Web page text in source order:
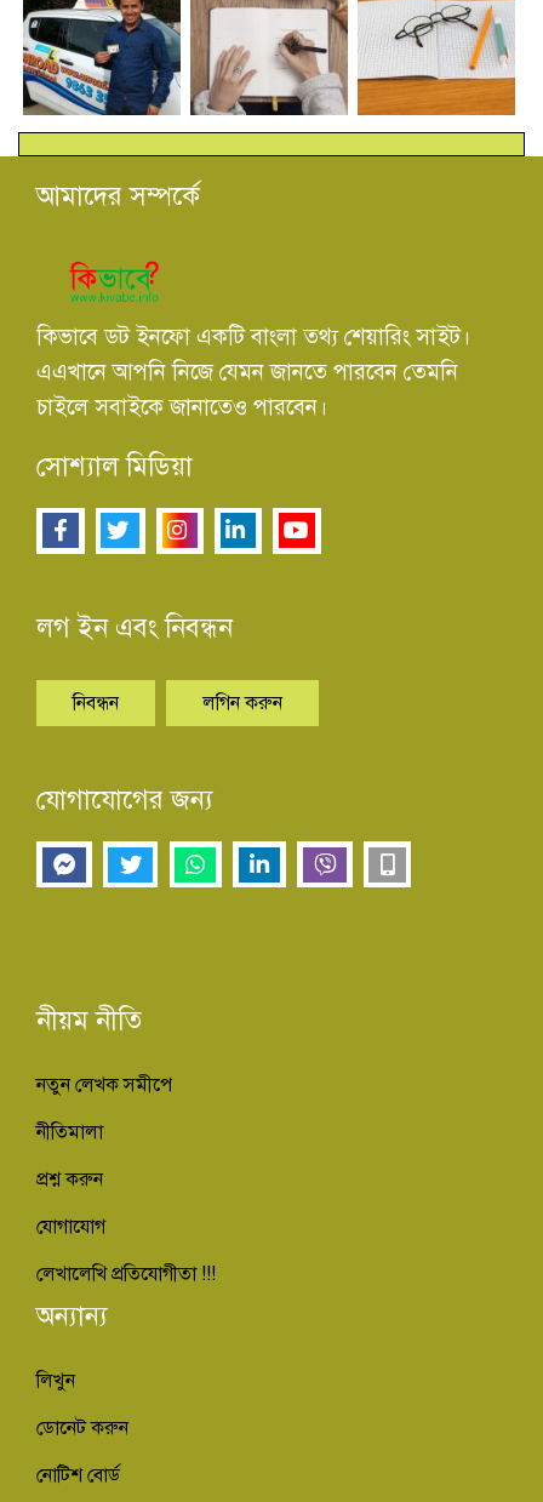
আমাদের সম্পর্কে
কিভাবে ডট ইনফো একটি বাংলা তথ্য শেয়ারিং সাইট।
এএখানে আপনি নিজে যেমন জানতে পারবেন তেমনি
চাইলে সবাইকে জানাতেও পারবেন।
সোশ্যাল মিডিয়া
লগ ইন এবং নিবন্ধন
নিবন্ধন লগিন করুন
যোগাযোগের জন্য
নীয়ম নীতি
নতুন লেখক সমীপে
নীতিমালা
প্রশ্ন করুন
যোগাযোগ
লেখালেখি প্রতিযোগীতা !!!
অন্যান্য
লিখুন
ডোনেট করুন
নোটিশ বোর্ড